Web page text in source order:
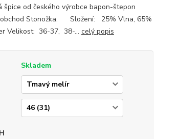
špice od českého výrobce bapon-štepon
Stonožka. Složení: 25% Vlna, 65%
Velikost: 36-37, 38-... celý popis
Skladem